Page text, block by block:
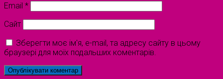
Email *
Сайт
Зберегти моє ім'я, e-mail, та адресу сайту в цьому
браузері для моїх подальших коментарів.